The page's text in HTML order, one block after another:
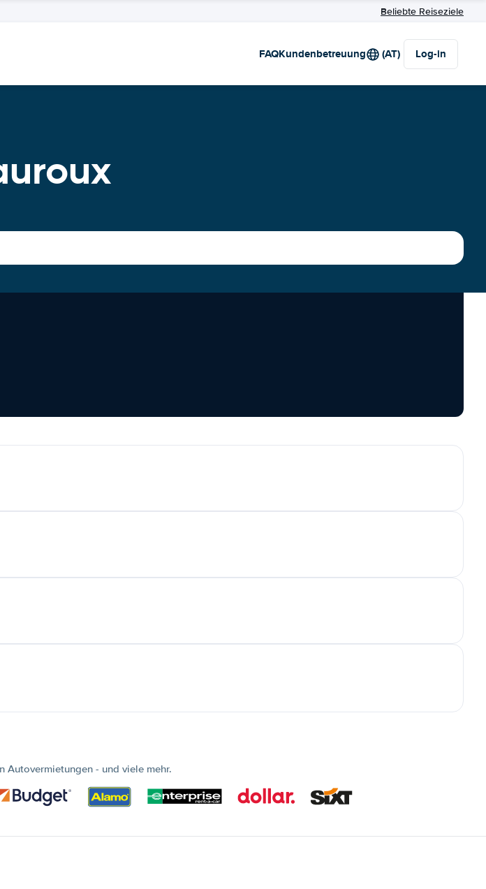
Beliebte Reiseziele
FAQKundenbetreuung (AT) Log-in
Autovermietungen - und viele mehr.